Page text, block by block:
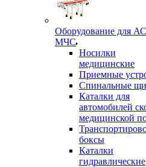
Оборудование для
МЧС
Носилки
медицинские
Приемные
Спинальные
Каталки для
автомобилей
медицинской
боксы
Каталки
гидравлические